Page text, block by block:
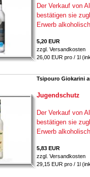
Der Verkauf von
bestätigen sie
Erwerb
5,20 EUR
zzgl. Versandkosten
26,00 EUR pro / 1l
Tsipouro Giokarini
Jugendschutz
Der Verkauf von
bestätigen sie
Erwerb
5,83 EUR
zzgl. Versandkosten
29,15 EUR pro / 1l